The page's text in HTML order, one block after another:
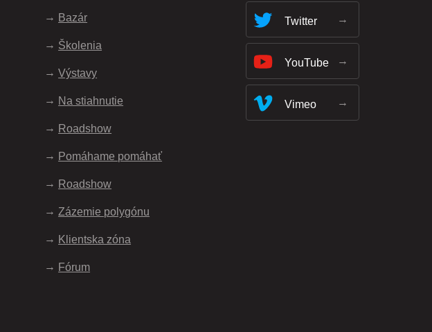
Bazár
Školenia
Výstavy
Na stiahnutie
Roadshow
Pomáhame pomáhať
Roadshow
Zázemie polygónu
Klientska zóna
Fórum
Twitter
YouTube
Vimeo